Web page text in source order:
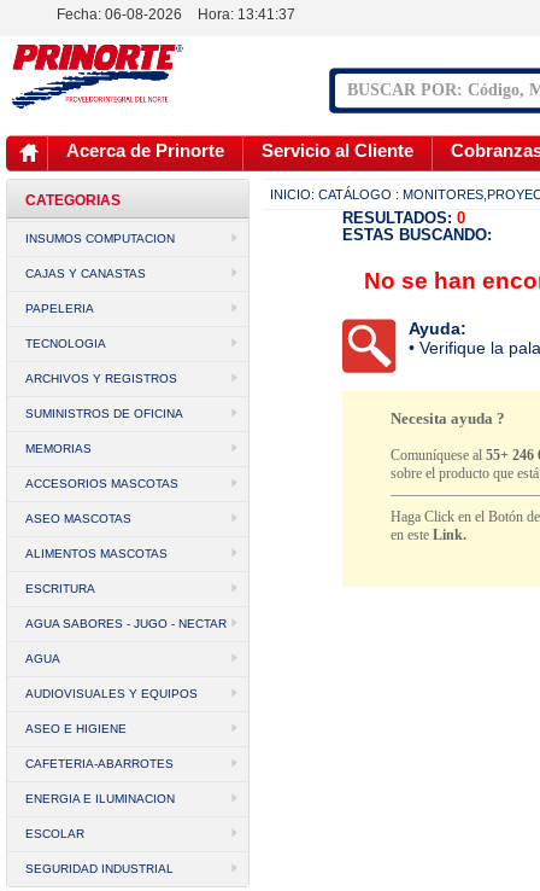
Fecha: 06-08-2026 Hora: 13:41:37
Acerca de Prinorte Servicio al Cliente
CATEGORIAS
INSUMOS COMPUTACION
CAJAS Y CANASTAS
PAPELERIA
TECNOLOGIA
ARCHIVOS Y REGISTROS
SUMINISTROS DE OFICINA
MEMORIAS
ACCESORIOS MASCOTAS
ASEO MASCOTAS
ALIMENTOS MASCOTAS
ESCRITURA
AGUA SABORES - JUGO - NECTAR
AGUA
AUDIOVISUALES Y EQUIPOS
ASEO E HIGIENE
CAFETERIA-ABARROTES
ENERGIA E ILUMINACION
ESCOLAR
SEGURIDAD INDUSTRIAL
INICIO: CATÁLOGO :
RESULTADOS: 0
ESTAS BUSCANDO:
No se han
Ayuda:
• Verifique la
Necesita ayuda ?
Comuníquese al55+ 246
sobre el producto que
Haga Click en el Botón
en esteLink.